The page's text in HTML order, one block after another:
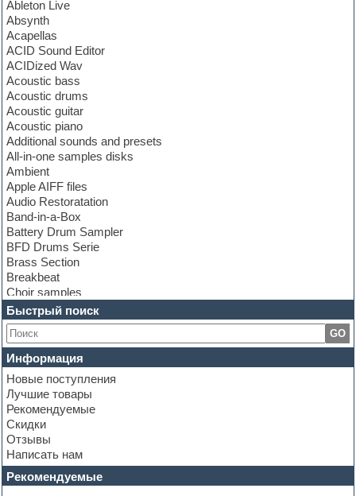
Ableton Live
Absynth
Acapellas
ACID Sound Editor
ACIDized Wav
Acoustic bass
Acoustic drums
Acoustic guitar
Acoustic piano
Additional sounds and presets
All-in-one samples disks
Ambient
Apple AIFF files
Audio Restoratation
Band-in-a-Box
Battery Drum Sampler
BFD Drums Serie
Brass Section
Breakbeat
Choir samples
Chris Hein Samples
Cinematic samples
Club bass
Club leads
Club sounds
Construction kits
Convolution
Cubase
Dance drums
Dance music production tutorials
DAW
Disco samples
DJ Software
Быстрый поиск
GO
Информация
Новые поступления
Лучшие товары
Рекомендуемые
Скидки
Отзывы
Написать нам
Рекомендуемые